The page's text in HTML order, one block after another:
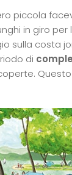
piccola
in giro per
sulla costa
di